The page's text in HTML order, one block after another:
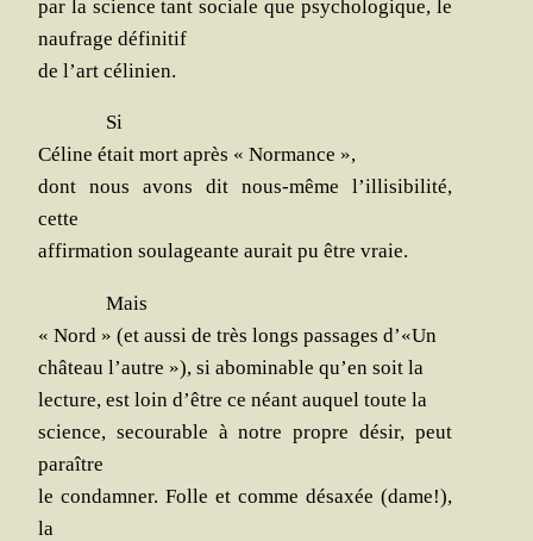
par la science tant sociale que psy­cho­lo­gique, le
nau­frage définitif
de l’art célinien.
Si
Céline était mort après « Normance »,
dont nous avons dit nous-même l’illisibilité,
cette
affir­ma­tion sou­la­geante aurait pu être vraie.
Mais
« Nord » (et aus­si de très longs pas­sages d’«Un
châ­teau l’autre »), si abo­mi­nable qu’en soit la
lec­ture, est loin d’être ce néant auquel toute la
science, secou­rable à notre propre désir, peut
paraître
le condam­ner. Folle et comme désaxée (dame!),
la